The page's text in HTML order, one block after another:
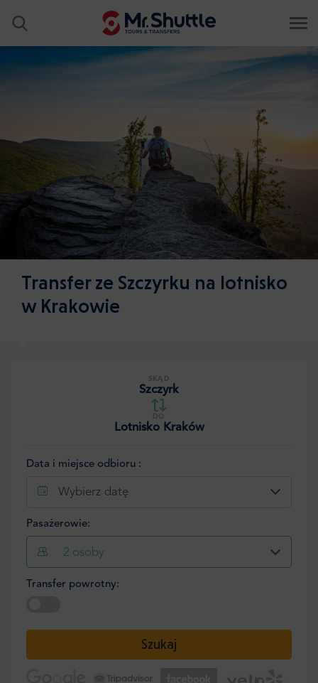
Transfer ze Szczyrku na lotnisko
w Krakowie
SKĄD
Szczyrk
DO
Lotnisko Kraków
Data i miejsce odbioru :
Wybierz datę
Pasażerowie:
2 osoby
Transfer powrotny:
Szukaj